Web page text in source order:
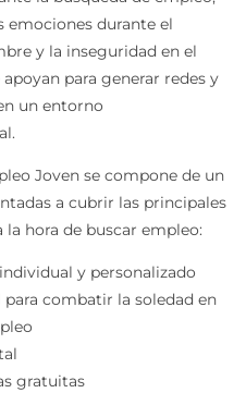
emociones durante el
y la inseguridad en el
para generar redes y
un entorno
Joven se compone de un
a cubrir las principales
la hora de buscar empleo:
y personalizado
combatir la soledad en
gratuitas